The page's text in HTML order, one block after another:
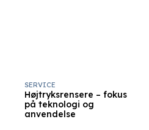
Højtryksrensere – fokus
på teknologi og
anvendelse
SERVICE